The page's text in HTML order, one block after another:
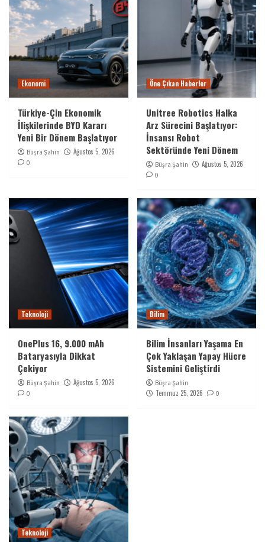
Ekonomi
Türkiye-Çin Ekonomik
İlişkilerinde BYD Kararı
Yeni Bir Dönem Başlatıyor
Büşra Şahin Ağustos 5, 2026
0
Öne Çıkan Haberler
Unitree Robotics Halka
Arz Sürecini Başlatıyor:
İnsansı Robot
Sektöründe Yeni Dönem
Büşra Şahin Ağustos 5, 2026
0
Teknoloji
OnePlus 16, 9.000 mAh
Bataryasıyla Dikkat
Çekiyor
Büşra Şahin Ağustos 5, 2026
0
Bilim
Bilim İnsanları Yaşama En
Çok Yaklaşan Yapay Hücre
Sistemini Geliştirdi
Büşra Şahin
Temmuz 25, 2026 0
Teknoloji